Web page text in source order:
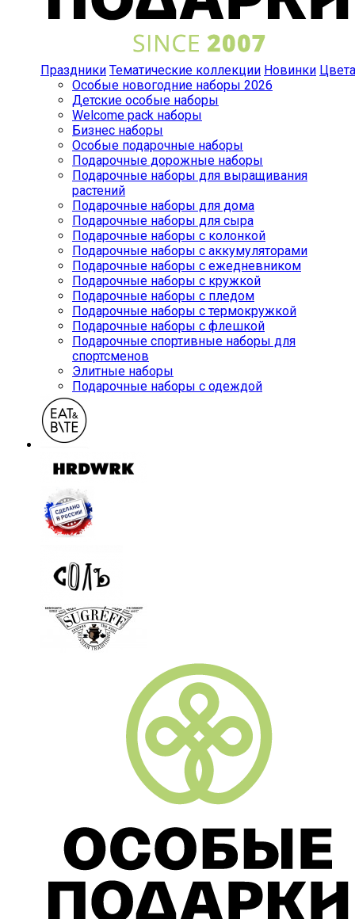
Праздники Тематические коллекции Новинки Цвета
Особые новогодние наборы 2026
Детские особые наборы
Welcome pack наборы
Бизнес наборы
Особые подарочные наборы
Подарочные дорожные наборы
Подарочные наборы для выращивания
растений
Подарочные наборы для дома
Подарочные наборы для сыра
Подарочные наборы с колонкой
Подарочные наборы с аккумуляторами
Подарочные наборы с ежедневником
Подарочные наборы с кружкой
Подарочные наборы с пледом
Подарочные наборы с термокружкой
Подарочные наборы с флешкой
Подарочные спортивные наборы для
спортсменов
Элитные наборы
Подарочные наборы с одеждой